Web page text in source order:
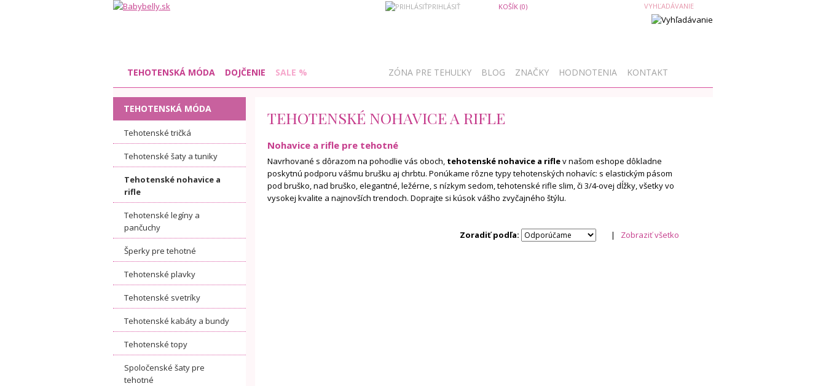
PRIHLÁSIŤ KOŠÍK (0)
TEHOTENSKÁ MÓDA DOJČENIE SALE % ZÓNA PRE TEHUĽKY BLOG ZNAČKY HODNOTENIA KONTAKT
TEHOTENSKÁ MÓDA
Tehotenské tričká
Tehotenské šaty a tuniky
Tehotenské nohavice a
rifle
Tehotenské legíny a
pančuchy
Šperky pre tehotné
Tehotenské plavky
Tehotenské svetríky
Tehotenské kabáty a bundy
Tehotenské topy
Spoločenské šaty pre
tehotné
TEHOTENSKÉ NOHAVICE A RIFLE
Nohavice a rifle pre tehotné
Navrhované s dôrazom na pohodlie vás oboch, tehotenské nohavice a riflev našom eshope dôkladne
poskytnú podporu vášmu brušku aj chrbtu. Ponúkame rôzne typy tehotenských nohavíc: s elastickým pásom
pod bruško, nad bruško, elegantné, ležérne, s nízkym sedom, tehotenské rifle slim, či 3/4-ovej dĺžky, všetky vo
vysokej kvalite a najnovších trendoch. Doprajte si kúsok vášho zvyčajného štýlu.
Zoradiť podľa: | Zobraziť všetko